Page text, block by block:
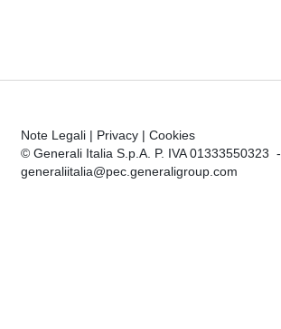
Note Legali | Privacy | Cookies
© Generali Italia S.p.A. P. IVA 01333550323 -
generaliitalia@pec.generaligroup.com